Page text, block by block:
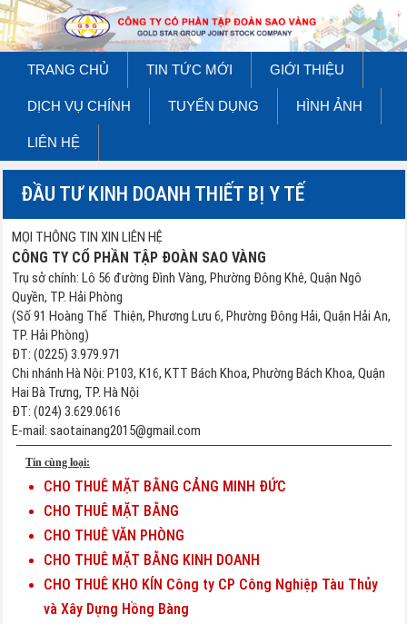
TRANG CHỦ TIN TỨC MỚI GIỚI THIỆU
DỊCH VỤ CHÍNH TUYỂN DỤNG HÌNH ẢNH
LIÊN HỆ
ĐẦU TƯ KINH DOANH THIẾT BỊ Y TẾ
MỌI THÔNG TIN XIN LIÊN HỆ
CÔNG TY CỔ PHẦN TẬP ĐOÀN SAO VÀNG
Trụ sở chính: Lô 56 đường Đình Vàng, Phường Đông Khê, Quận Ngô
Quyền, TP. Hải Phòng
(Số 91 Hoàng Thế Thiện, Phương Lưu 6, Phường Đông Hải, Quận Hải An,
TP. Hải Phòng)
ĐT: (0225) 3.979.971
Chi nhánh Hà Nội: P103, K16, KTT Bách Khoa, Phường Bách Khoa, Quận
Hai Bà Trưng, TP. Hà Nội
ĐT: (024) 3.629.0616
E-mail: saotainang2015@gmail.com
Tin cùng loại:
CHO THUÊ MẶT BẰNG CẢNG MINH ĐỨC
CHO THUÊ MẶT BẰNG
CHO THUÊ VĂN PHÒNG
CHO THUÊ MẶT BẰNG KINH DOANH
CHO THUÊ KHO KÍN Công ty CP Công Nghiệp Tàu Thủy
và Xây Dựng Hồng Bàng